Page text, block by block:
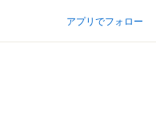
アプリでフォロー